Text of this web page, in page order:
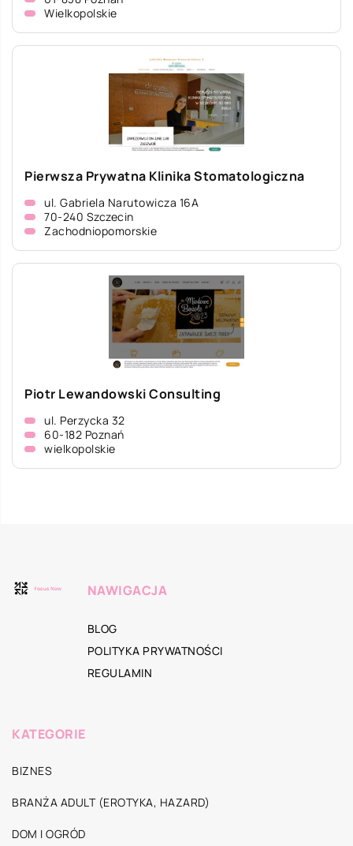
Wielkopolskie
Pierwsza Prywatna Klinika Stomatologiczna
ul. Gabriela Narutowicza 16A
70-240 Szczecin
Zachodniopomorskie
Piotr Lewandowski Consulting
ul. Perzycka 32
60-182 Poznań
wielkopolskie
NAWIGACJA
BLOG
POLITYKA PRYWATNOŚCI
REGULAMIN
KATEGORIE
BIZNES
BRANŻA ADULT (EROTYKA, HAZARD)
DOM I OGRÓD